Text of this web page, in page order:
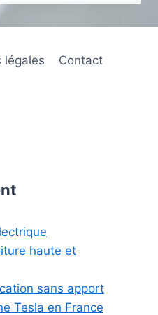
légales Contact
haute et
sans apport
Tesla en France